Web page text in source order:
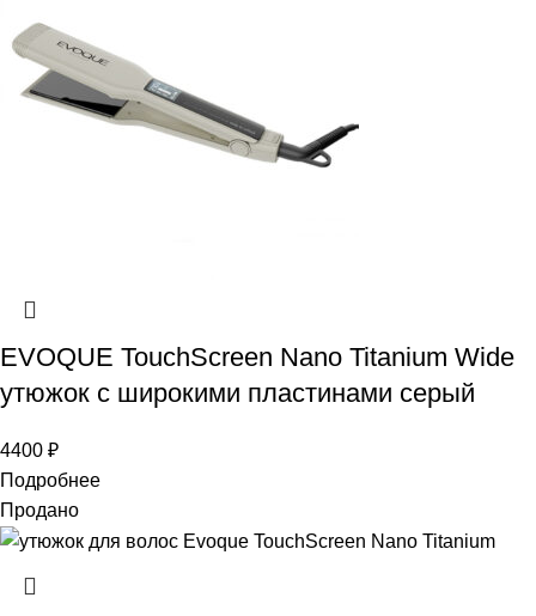
EVOQUE TouchScreen Nano Titanium Wide
утюжок с широкими пластинами серый
4400 ₽
Подробнее
Продано